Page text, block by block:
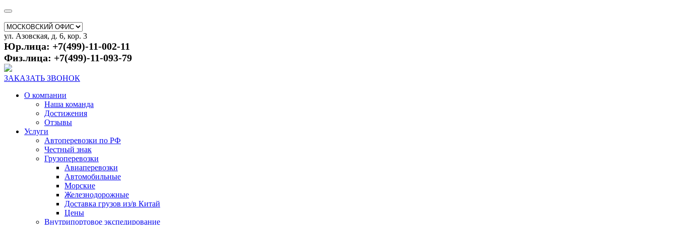
ул. Азовская, д. 6, кор. 3
Юр.лица: +7(499)-11-002-11
Физ.лица: +7(499)-11-093-79
ЗАКАЗАТЬ ЗВОНОК
О компании
Наша команда
Достижения
Отзывы
Услуги
Автоперевозки по РФ
Честный знак
Грузоперевозки
Авиаперевозки
Автомобильные
Морские
Железнодорожные
Доставка грузов из/в Китай
Цены
Внутрипортовое экспедирование